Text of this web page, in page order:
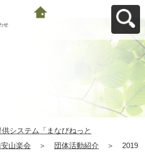
せ
システム「まなびねっと
山楽会 ＞ 団体活動紹介 ＞
2019